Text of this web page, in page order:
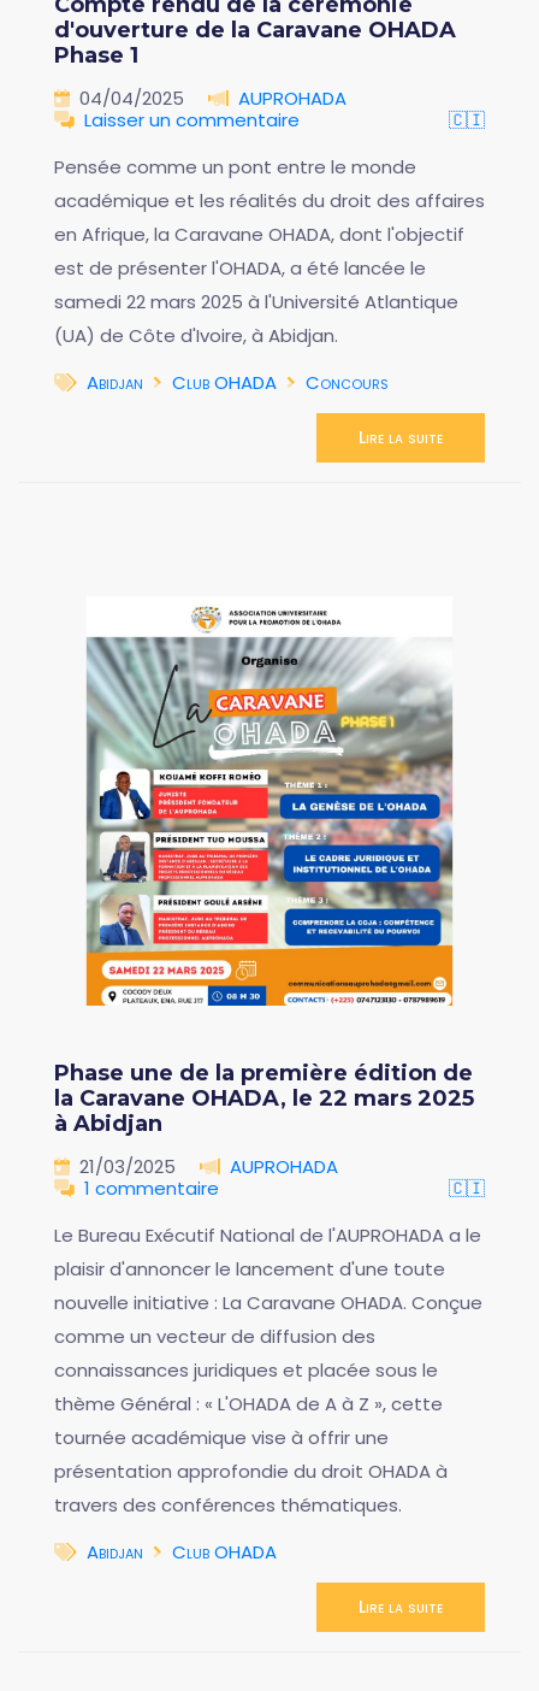
d'ouverture de la Caravane OHADA
Phase 1
04/04/2025
AUPROHADA
Laisser un commentaire
🇨🇮
Pensée comme un pont entre le monde
académique et les réalités du droit des affaires
en Afrique, la Caravane OHADA, dont l'objectif
est de présenter l'OHADA, a été lancée le
samedi 22 mars 2025 à l'Université Atlantique
(UA) de Côte d'Ivoire, à Abidjan.
Abidjan
Club OHADA Concours
Lire la suite
Phase une de la première édition de
la Caravane OHADA, le 22 mars 2025
à Abidjan
21/03/2025
AUPROHADA
1 commentaire
🇨🇮
Le Bureau Exécutif National de l'AUPROHADA a le
plaisir d'annoncer le lancement d'une toute
nouvelle initiative : La Caravane OHADA. Conçue
comme un vecteur de diffusion des
connaissances juridiques et placée sous le
thème Général : « L'OHADA de A à Z », cette
tournée académique vise à offrir une
présentation approfondie du droit OHADA à
travers des conférences thématiques.
Abidjan
Club OHADA
Lire la suite